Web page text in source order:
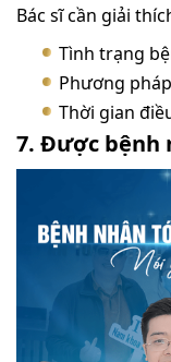
Bác sĩ cần giải
Tình trạng
Phương
Thời gian
7. Được bệnh